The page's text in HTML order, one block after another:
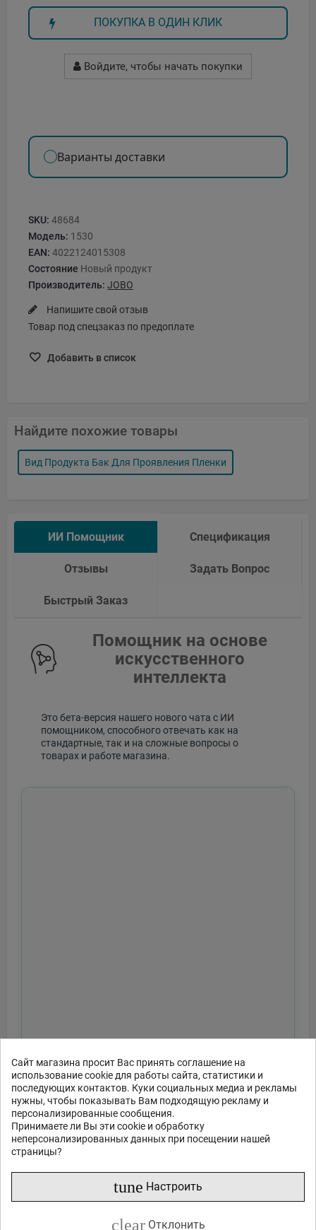
Сайт магазина просит Вас принять соглашение на
использование cookie для работы сайта, статистики и
последующих контактов. Куки социальных медиа и рекламы
нужны, чтобы показывать Вам подходящую рекламу и
персонализированные сообщения.
Принимаете ли Вы эти cookie и обработку
неперсонализированных данных при посещении нашей
страницы?
tune Настроить
clear Отклонить
ПОКУПКА В ОДИН КЛИК
Войдите, чтобы начать покупки
Варианты доставки
SKU: 48684
Модель: 1530
EAN: 4022124015308
Состояние Новый продукт
Производитель: JOBO
Напишите свой отзыв
Товар под спецзаказ по предоплате
Добавить в список
Найдите похожие товары
Вид Продукта Бак Для Проявления Пленки
ИИ Помощник Спецификация
Отзывы Задать Вопрос
Быстрый Заказ
Помощник на основе
искусственного
интеллекта
Это бета-версия нашего нового чата с ИИ
помощником, способного отвечать как на
стандартные, так и на сложные вопросы о
товарах и работе магазина.